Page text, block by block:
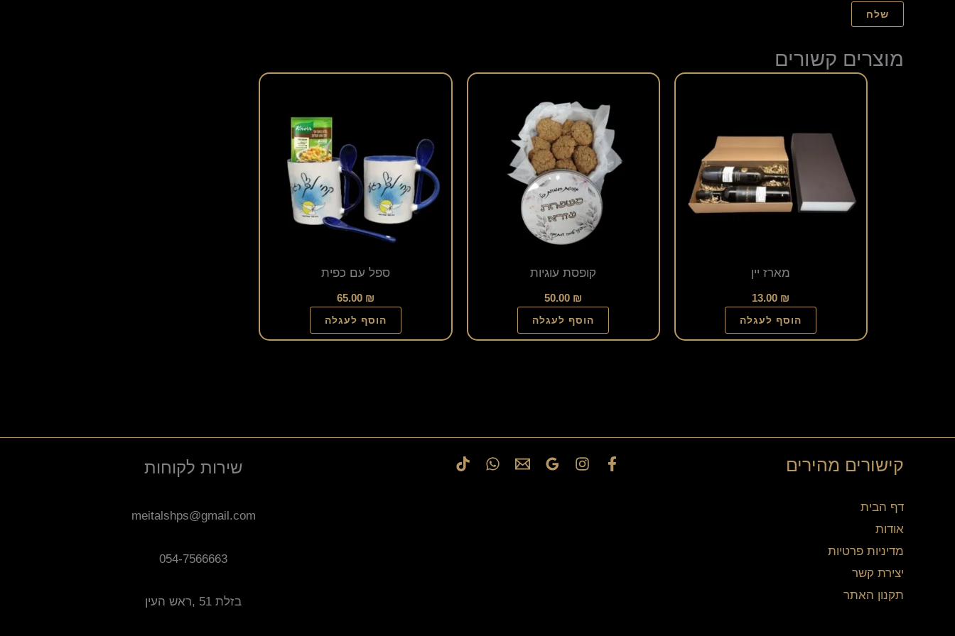
מוצרים קשורים
מארז יין
13.00 ₪
הוסף לעגלה
קופסת עוגיות
50.00 ₪
הוסף לעגלה
ספל עם כפית
65.00 ₪
הוסף לעגלה
קישורים מהירים
דף הבית
אודות
מדיניות פרטיות
יצירת קשר
תקנון האתר
שירות לקוחות
meitalshps@gmail.com
054-7566663
בזלת 51 ,ראש העין